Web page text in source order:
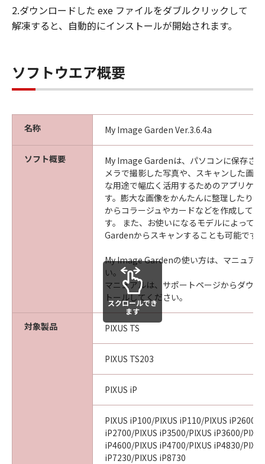
2.ダウンロードした exe ファイルをダブルクリックして
解凍すると、自動的にインストールが開始されます。
ソフトウエア概要
名称 My Image Garden Ver.3.6.4a
ソフト概要
My Image Gardenは、パソコンに保存さ
メラで撮影した写真や、スキャンした画
な用途で幅広く活用するためのアプリケ
す。膨大な画像をかんたんに整理したり、
からコラージュやカードなどを作成して印
す。 また、お使いになるモデルによって
Gardenからスキャンすることも可能です。
My Image Gardenの使い方は、マニュア
い。
マニュアルは、サポートページからダウ
トールしてください。
対象製品 PIXUS TS
PIXUS TS203
PIXUS iP
PIXUS iP100/PIXUS iP110/PIXUS iP2600/
iP2700/PIXUS iP3500/PIXUS iP3600/
iP4600/PIXUS iP4700/PIXUS iP4830/
iP7230/PIXUS iP8730
スクロールでき
ます